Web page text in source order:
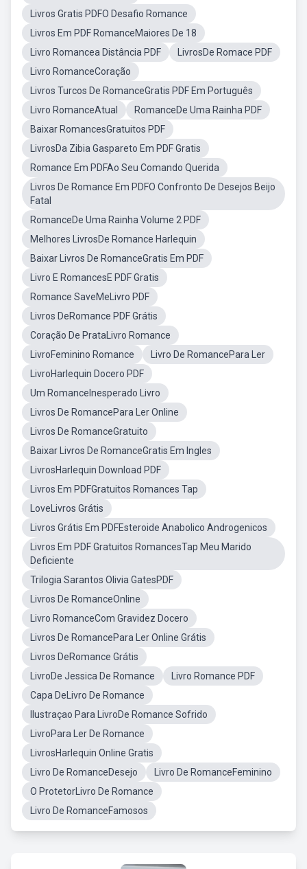
Livros Gratis PDFO Desafio Romance
Livros Em PDF RomanceMaiores De 18
Livro Romancea Distância PDF
LivrosDe Romace PDF
Livro RomanceCoração
Livros Turcos De RomanceGratis PDF Em Português
Livro RomanceAtual
RomanceDe Uma Rainha PDF
Baixar RomancesGratuitos PDF
LivrosDa Zibia Gaspareto Em PDF Gratis
Romance Em PDFAo Seu Comando Querida
Livros De Romance Em PDFO Confronto De Desejos Beijo
Fatal
RomanceDe Uma Rainha Volume 2 PDF
Melhores LivrosDe Romance Harlequin
Baixar Livros De RomanceGratis Em PDF
Livro E RomancesE PDF Gratis
Romance SaveMeLivro PDF
Livros DeRomance PDF Grátis
Coração De PrataLivro Romance
LivroFeminino Romance
Livro De RomancePara Ler
LivroHarlequin Docero PDF
Um RomanceInesperado Livro
Livros De RomancePara Ler Online
Livros De RomanceGratuito
Baixar Livros De RomanceGratis Em Ingles
LivrosHarlequin Download PDF
Livros Em PDFGratuitos Romances Tap
LoveLivros Grátis
Livros Grátis Em PDFEsteroide Anabolico Androgenicos
Livros Em PDF Gratuitos RomancesTap Meu Marido
Deficiente
Trilogia Sarantos Olivia GatesPDF
Livros De RomanceOnline
Livro RomanceCom Gravidez Docero
Livros De RomancePara Ler Online Grátis
Livros DeRomance Grátis
LivroDe Jessica De Romance
Livro Romance PDF
Capa DeLivro De Romance
Ilustraçao Para LivroDe Romance Sofrido
LivroPara Ler De Romance
LivrosHarlequin Online Gratis
Livro De RomanceDesejo
Livro De RomanceFeminino
O ProtetorLivro De Romance
Livro De RomanceFamosos